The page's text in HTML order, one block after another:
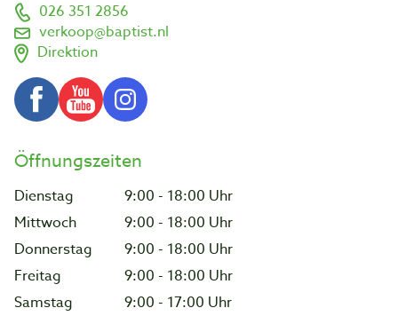
026 351 2856
verkoop@baptist.nl
Direktion
Öffnungszeiten
Dienstag
9:00 - 18:00 Uhr
Mittwoch
9:00 - 18:00 Uhr
Donnerstag
9:00 - 18:00 Uhr
Freitag
9:00 - 18:00 Uhr
Samstag
9:00 - 17:00 Uhr